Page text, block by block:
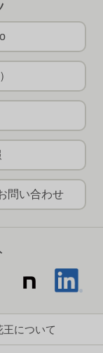
問い合わせ
王について